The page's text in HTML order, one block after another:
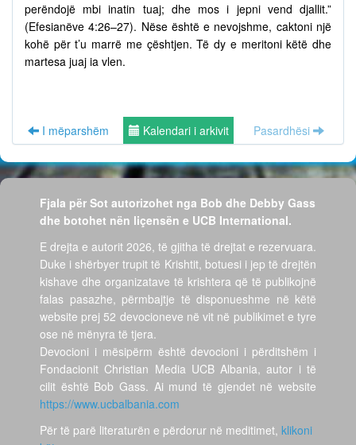
perëndojë mbi inatin tuaj; dhe mos i jepni vend djallit.”
(Efesianëve 4:26–27). Nëse është e nevojshme, caktoni një
kohë për t’u marrë me çështjen. Të dy e meritoni këtë dhe
martesa juaj ia vlen.
I mëparshëm Kalendari i arkivit Pasardhësi
Fjala për Sot autorizohet nga Bob dhe Debby Gass
dhe botohet nën liçensën e UCB International.
E drejta e autorit 2026, të gjitha të drejtat e rezervuara.
Duke i shërbyer trupit të Krishtit, botuesi i jep të drejtën
kishave dhe organizatave të krishtera që të publikojnë
falas pasazhe, përmbajtje të disponueshme në këtë
website prej 52 devocioneve në vit në publikimet e tyre
ose në mënyra të tjera.
Devocioni i mësipërm është devocioni i përditshëm i
Fondacionit Christian Media UCB Albania, autor i të
cilit është Bob Gass. Ai mund të gjendet në website
https://www.ucbalbania.com
Për të parë literaturën e përdorur në meditimet, klikoni